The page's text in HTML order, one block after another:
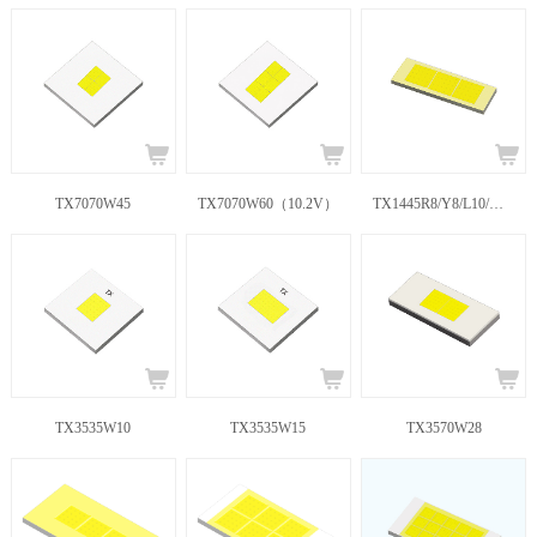
TX7070W45 TX7070W60（10.2V） TX1445R8/Y8/L10/W10
TX3535W10 TX3535W15 TX3570W28